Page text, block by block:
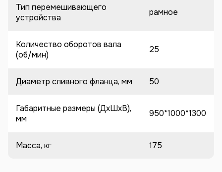
Тип перемешивающего
устройства
рамное
Количество оборотов вала
(об/мин)
25
Диаметр сливного фланца, мм 50
Габаритные размеры (ДхШхВ),
мм
950*1000*1300
Масса, кг 175